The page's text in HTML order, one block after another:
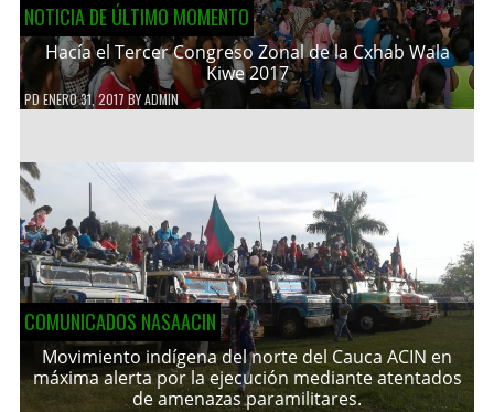
NOTICIA DE ÚLTIMO MOMENTO
Hacía el Tercer Congreso Zonal de la Cxhab Wala
Kiwe 2017
PDENERO 31, 2017 BYADMIN
COMUNICADOS NASAACIN
Movimiento indígena del norte del Cauca ACIN en
máxima alerta por la ejecución mediante atentados
de amenazas paramilitares.